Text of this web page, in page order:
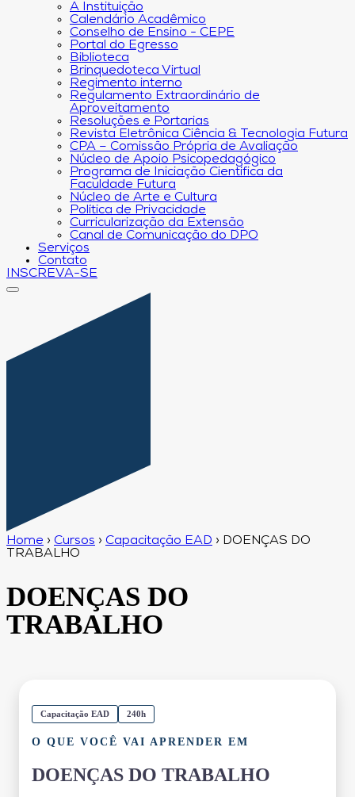
A Instituição
Calendário Acadêmico
Conselho de Ensino - CEPE
Portal do Egresso
Biblioteca
Brinquedoteca Virtual
Regimento interno
Regulamento Extraordinário de
Aproveitamento
Resoluções e Portarias
Revista Eletrônica Ciência & Tecnologia Futura
CPA – Comissão Própria de Avaliação
Núcleo de Apoio Psicopedagógico
Programa de Iniciação Científica da
Faculdade Futura
Núcleo de Arte e Cultura
Política de Privacidade
Curricularização da Extensão
Canal de Comunicação do DPO
Serviços
Contato
INSCREVA-SE
Home › Cursos › Capacitação EAD › DOENÇAS DO
TRABALHO
DOENÇAS DO
TRABALHO
Capacitação EAD 240h
O QUE VOCÊ VAI APRENDER EM
DOENÇAS DO TRABALHO